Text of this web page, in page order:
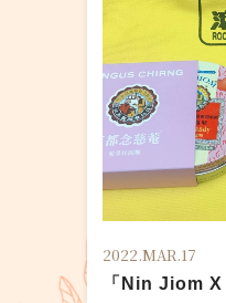
2022.MAR.17